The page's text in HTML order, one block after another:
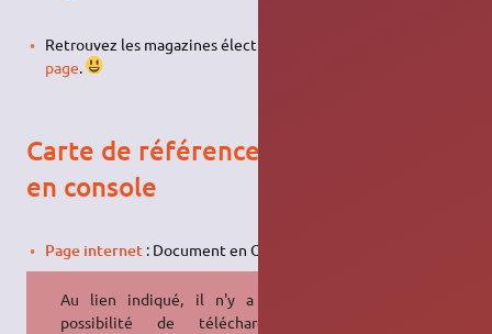
Retrouvez les magazines électroniques ou papiers sur
page.
Carte de référence des commandes
en console
Page internet: Document en ODT et PDF réalisé en 2006.
Au lien indiqué, il n'y a plus la
possibilité de télécharger la